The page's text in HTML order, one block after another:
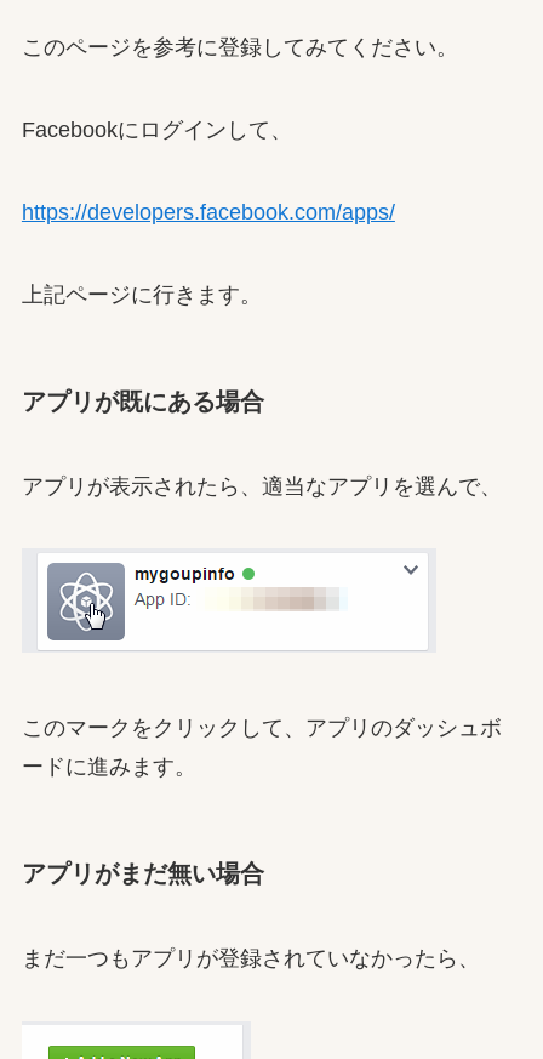
このページを参考に登録してみてください。
Facebookにログインして、
https://developers.facebook.com/apps/
上記ページに行きます。
アプリが既にある場合
アプリが表示されたら、適当なアプリを選んで、
このマークをクリックして、アプリのダッシュボ
ードに進みます。
アプリがまだ無い場合
まだ一つもアプリが登録されていなかったら、